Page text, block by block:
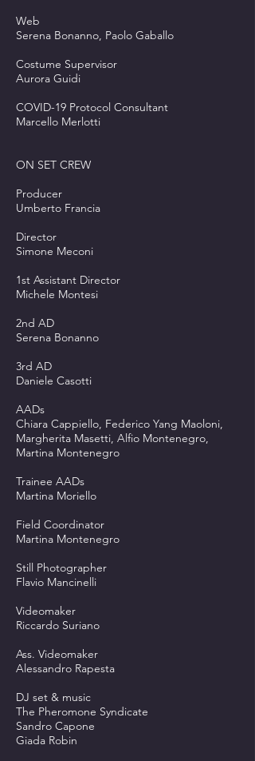
Web
Serena Bonanno, Paolo Gaballo
Costume Supervisor
Aurora Guidi
COVID-19 Protocol Consultant
Marcello Merlotti
ON SET CREW
Producer
Umberto Francia
Director
Simone Meconi
1st Assistant Director
Michele Montesi
2nd AD
Serena Bonanno
3rd AD
Daniele Casotti
AADs
Chiara Cappiello, Federico Yang Maoloni,
Margherita Masetti, Alfio Montenegro,
Martina Montenegro
Trainee AADs
Martina Moriello
Field Coordinator
Martina Montenegro
Still Photographer
Flavio Mancinelli
Videomaker
Riccardo Suriano
Ass. Videomaker
Alessandro Rapesta
DJ set & music
The Pheromone Syndicate
Sandro Capone
Giada Robin